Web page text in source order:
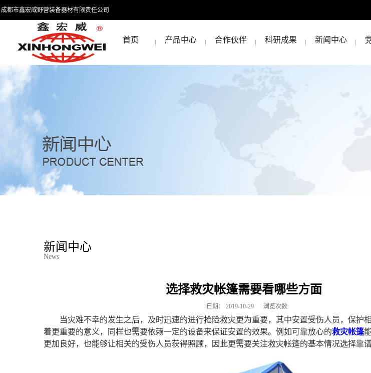
成都市鑫宏威野营装备器材有限责任公司
首页 产品中心 合作伙伴 科研成果 新闻中心
新闻中心
News
选择救灾帐篷需要看哪些方面
日期： 2019-10-29 浏览次数:
当灾难不幸的发生之后，及时迅速的进行抢险救灾更为重要，其中安置受伤人员，保护
着更重要的意义，同样也需要依赖一定的设备来保证安置的效果。例如可靠放心的救灾帐篷
更加良好，也能够让相关的受伤人员获得照顾，因此更需要关注救灾帐篷的基本情况选择靠谱